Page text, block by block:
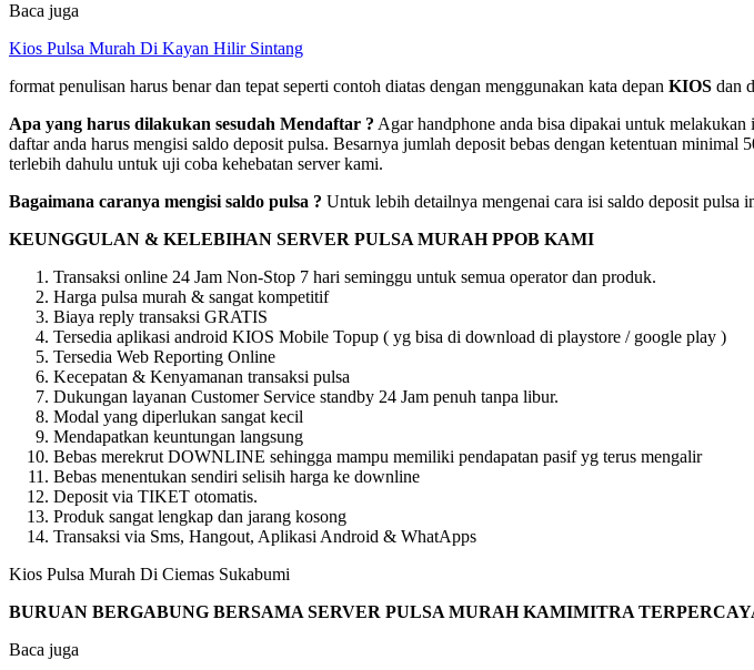
Baca juga
Kios Pulsa Murah Di Kayan Hilir Sintang
format penulisan harus benar dan tepat seperti contoh diatas dengan menggunakan kata depan KIOS dan
Apa yang harus dilakukan sesudah Mendaftar ? Agar handphone anda bisa dipakai untuk melakukan
daftar anda harus mengisi saldo deposit pulsa. Besarnya jumlah deposit bebas dengan ketentuan minimal
terlebih dahulu untuk uji coba kehebatan server kami.
Bagaimana caranya mengisi saldo pulsa ? Untuk lebih detailnya mengenai cara isi saldo deposit pulsa
KEUNGGULAN & KELEBIHAN SERVER PULSA MURAH PPOB KAMI
Transaksi online 24 Jam Non-Stop 7 hari seminggu untuk semua operator dan produk.
Harga pulsa murah & sangat kompetitif
Biaya reply transaksi GRATIS
Tersedia aplikasi android KIOS Mobile Topup ( yg bisa di download di playstore / google play )
Tersedia Web Reporting Online
Kecepatan & Kenyamanan transaksi pulsa
Dukungan layanan Customer Service standby 24 Jam penuh tanpa libur.
Modal yang diperlukan sangat kecil
Mendapatkan keuntungan langsung
Bebas merekrut DOWNLINE sehingga mampu memiliki pendapatan pasif yg terus mengalir
Bebas menentukan sendiri selisih harga ke downline
Deposit via TIKET otomatis.
Produk sangat lengkap dan jarang kosong
Transaksi via Sms, Hangout, Aplikasi Android & WhatApps
Kios Pulsa Murah Di Ciemas Sukabumi
BURUAN BERGABUNG BERSAMA SERVER PULSA MURAH KAMIMITRA
Baca juga